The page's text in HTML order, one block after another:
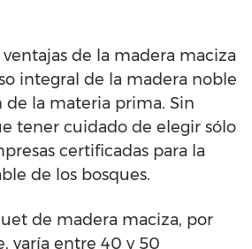
de la madera maciza
integral de la madera noble
de la materia prima. Sin
tener cuidado de elegir sólo
certificadas para la
de los bosques.
de madera maciza, por
varía entre 40 y 50